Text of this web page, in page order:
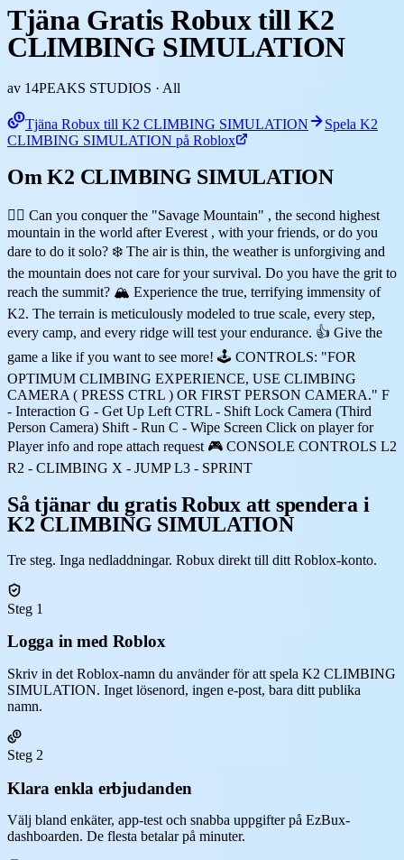
Tjäna Gratis Robux till K2
CLIMBING SIMULATION
av 14PEAKS STUDIOS · All
Tjäna Robux till K2 CLIMBING SIMULATION
Spela K2
CLIMBING SIMULATION på Roblox
Om K2 CLIMBING SIMULATION
🧗‍♂️ Can you conquer the "Savage Mountain" , the second highest
mountain in the world after Everest , with your friends, or do you
dare to do it solo? ❄️ The air is thin, the weather is unforgiving and
the mountain does not care for your survival. Do you have the grit to
reach the summit? 🏔️ Experience the true, terrifying immensity of
K2. The terrain is meticulously modeled to true scale, every step,
every camp, and every ridge will test your endurance. 👍 Give the
game a like if you want to see more! 🕹️ CONTROLS: "FOR
OPTIMUM CLIMBING EXPERIENCE, USE CLIMBING
CAMERA ( PRESS CTRL ) OR FIRST PERSON CAMERA." F
- Interaction G - Get Up Left CTRL - Shift Lock Camera (Third
Person Camera) Shift - Run C - Wipe Screen Click on player for
Player info and rope attach request 🎮 CONSOLE CONTROLS L2
R2 - CLIMBING X - JUMP L3 - SPRINT
Så tjänar du gratis Robux att spendera i
K2 CLIMBING SIMULATION
Tre steg. Inga nedladdningar. Robux direkt till ditt Roblox-konto.
Steg 1
Logga in med Roblox
Skriv in det Roblox-namn du använder för att spela K2 CLIMBING
SIMULATION. Inget lösenord, ingen e-post, bara ditt publika
namn.
Steg 2
Klara enkla erbjudanden
Välj bland enkäter, app-test och snabba uppgifter på EzBux-
dashboarden. De flesta betalar på minuter.